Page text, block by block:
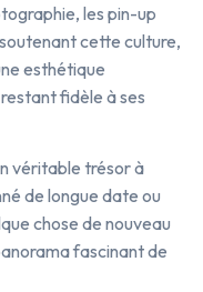
les pin-up
cette culture,
esthétique
fidèle à ses
véritable trésor à
de longue date ou
chose de nouveau
fascinant de